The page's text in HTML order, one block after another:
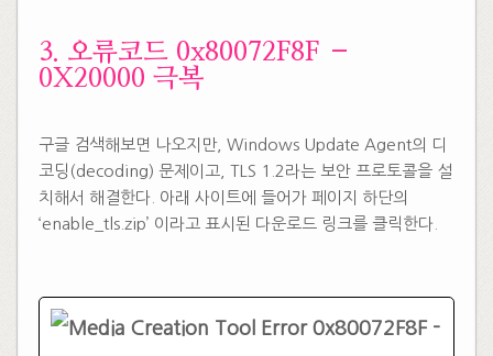
​3. 오류코드 0x80072F8F –
0X20000 극복
구글 검색해보면 나오지만, Windows Update Agent의 디
코딩(decoding) 문제이고, TLS 1.2라는 보안 프로토콜을 설
치해서 해결한다. 아래 사이트에 들어가 페이지 하단의
‘enable_tls.zip’ 이라고 표시된 다운로드 링크를 클릭한다.
Media Creation Tool Error 0x80072F8F -